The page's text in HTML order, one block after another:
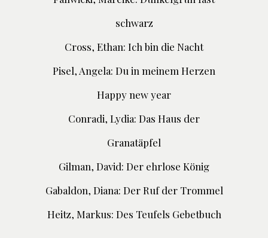
schwarz
Cross, Ethan: Ich bin die Nacht
Pisel, Angela: Du in meinem Herzen
Happy new year
Conradi, Lydia: Das Haus der
Granatäpfel
Gilman, David: Der ehrlose König
Gabaldon, Diana: Der Ruf der Trommel
Heitz, Markus: Des Teufels Gebetbuch